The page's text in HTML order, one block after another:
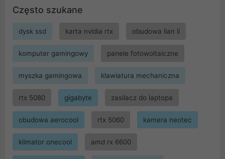
Często szukane
dysk ssd karta nvidia rtx obudowa lian li
komputer gamingowy panele fotowoltaiczne
myszka gamingowa klawiatura mechaniczna
rtx 5080 gigabyte zasilacz do laptopa
obudowa aerocool rtx 5060 kamera neotec
klimator onecool amd rx 6600